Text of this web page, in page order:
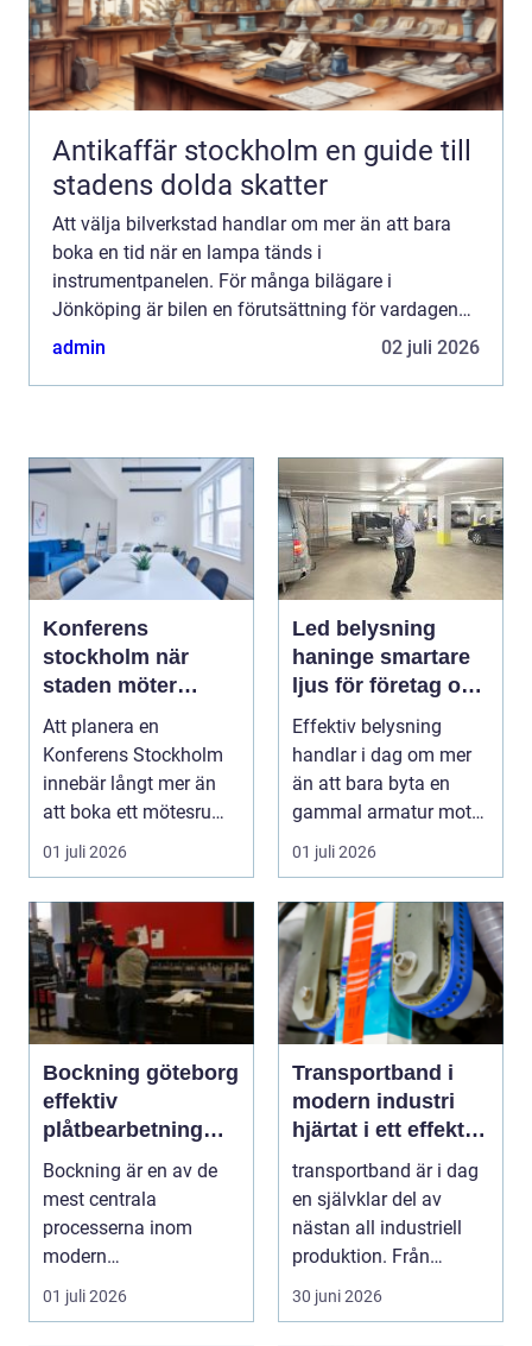
Antikaffär stockholm en guide till
stadens dolda skatter
Att välja bilverkstad handlar om mer än att bara
boka en tid när en lampa tänds i
instrumentpanelen. För många bilägare i
Jönköping är bilen en förutsättning för vardagen
till jobbet, barnens aktiviteter och långresor. En
admin 02 juli 2026
Konferens
stockholm när
staden möter
skärgård och
landsbygd
Att planera en
Konferens Stockholm
innebär långt mer än
att boka ett mötesrum
och ordna fika. Företa...
01 juli 2026
Led belysning
haninge smartare
ljus för företag och
fastigheter
Effektiv belysning
handlar i dag om mer
än att bara byta en
gammal armatur mot
en ny. Företag, bosta...
01 juli 2026
Bockning göteborg
effektiv
plåtbearbetning
med precision
Bockning är en av de
mest centrala
processerna inom
modern
plåtbearbetning. I en
01 juli 2026
Transportband i
modern industri
hjärtat i ett effektivt
flöde
transportband är i dag
en självklar del av
nästan all industriell
produktion. Från
stenbrott och åte...
30 juni 2026